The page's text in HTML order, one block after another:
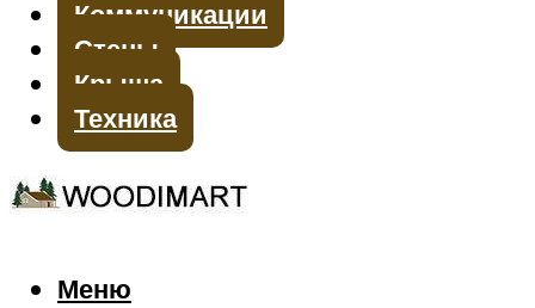
Коммуникации
Стены
Крыша
Техника
Меню
Меню